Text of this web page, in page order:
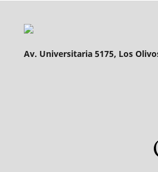
Av. Universitaria 5175, Los